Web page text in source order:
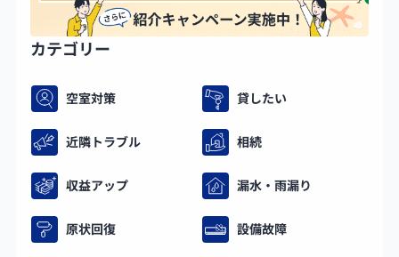
カテゴリー
空室対策 貸したい
近隣トラブル 相続
収益アップ 漏水・雨漏り
原状回復 設備故障